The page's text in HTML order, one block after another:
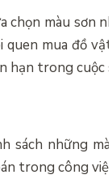
màu sơn
mua đồ
hạn trong cuộc
sách những
trong công